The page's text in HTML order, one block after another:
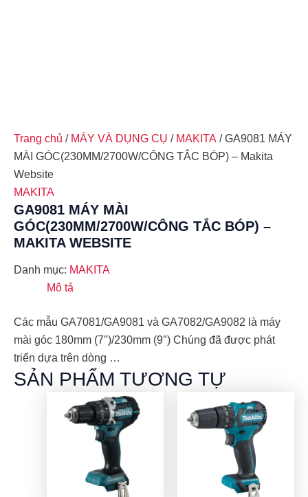
Trang chủ / MÁY VÀ DỤNG CỤ / MAKITA / GA9081 MÁY
MÀI GÓC(230MM/2700W/CÔNG TẮC BÓP) – Makita
Website
MAKITA
GA9081 MÁY MÀI
GÓC(230MM/2700W/CÔNG TẮC BÓP) –
MAKITA WEBSITE
Danh mục: MAKITA
Mô tả
Các mẫu GA7081/GA9081 và GA7082/GA9082 là máy
mài góc 180mm (7″)/230mm (9″) Chúng đã được phát
triển dựa trên dòng …
SẢN PHẨM TƯƠNG TỰ